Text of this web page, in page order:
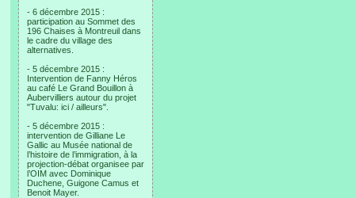
- 6 décembre 2015 :
participation au Sommet des
196 Chaises à Montreuil dans
le cadre du village des
alternatives.
- 5 décembre 2015 :
Intervention de Fanny Héros
au café Le Grand Bouillon à
Aubervilliers autour du projet
"Tuvalu: ici / ailleurs".
- 5 décembre 2015 :
intervention de Gilliane Le
Gallic au Musée national de
l’histoire de l’immigration, à la
projection-débat organisee par
l’OIM avec Dominique
Duchene, Guigone Camus et
Benoit Mayer.